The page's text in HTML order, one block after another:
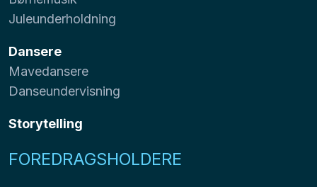
Juleunderholdning
Dansere
Mavedansere
Danseundervisning
Storytelling
FOREDRAGSHOLDERE